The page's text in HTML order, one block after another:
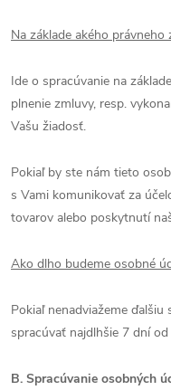
Na základe akého právneho
Ide o spracúvanie na
plnenie zmluvy, resp.
Vašu žiadosť.
Pokiaľ by ste nám tieto
s Vami komunikovať za
tovarov alebo poskytnutí
Ako dlho budeme osobné
Pokiaľ nenadviažeme
spracúvať najdlhšie 7 dní
B. Spracúvanie osobných